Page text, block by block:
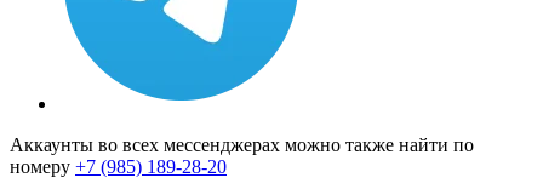
Аккаунты во всех мессенджерах можно также найти по
номеру +7 (985) 189-28-20